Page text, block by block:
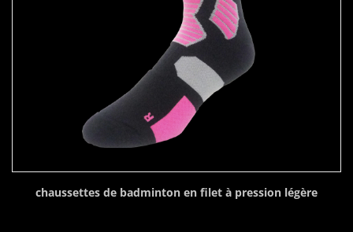
chaussettes de badminton en filet à pression légère